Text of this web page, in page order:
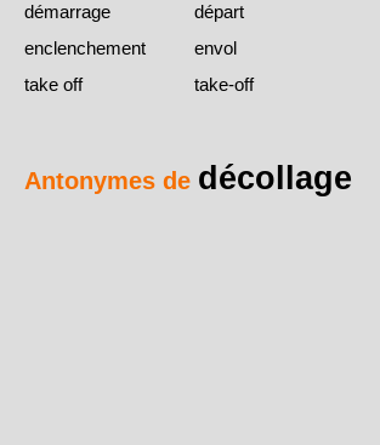
démarrage
départ
enclenchement
envol
take off
take-off
Antonymes de décollage